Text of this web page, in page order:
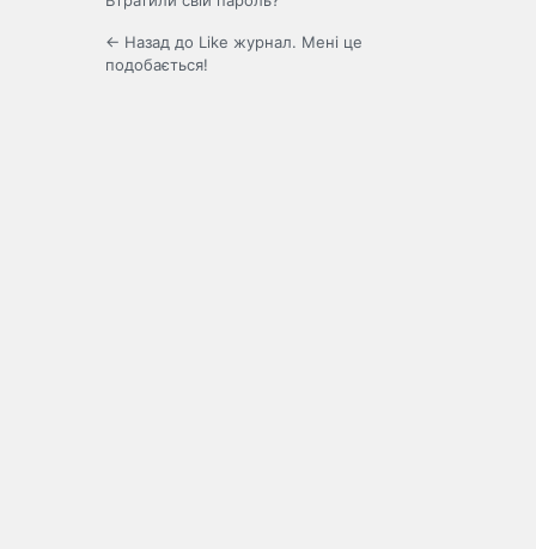
← Назад до Like журнал. Мені це
подобається!